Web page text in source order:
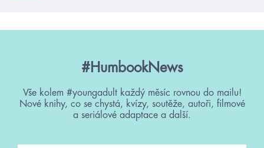
#HumbookNews
Vše kolem #youngadult každý měsíc rovnou do mailu!
Nové knihy, co se chystá, kvízy, soutěže, autoři, filmové
a seriálové adaptace a další.